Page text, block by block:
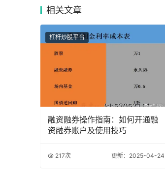
相关文章
杠杆炒股平台
融资融券操作指南：如何开通融
资融券账户及使用技巧
217次 更新：2025-04-24